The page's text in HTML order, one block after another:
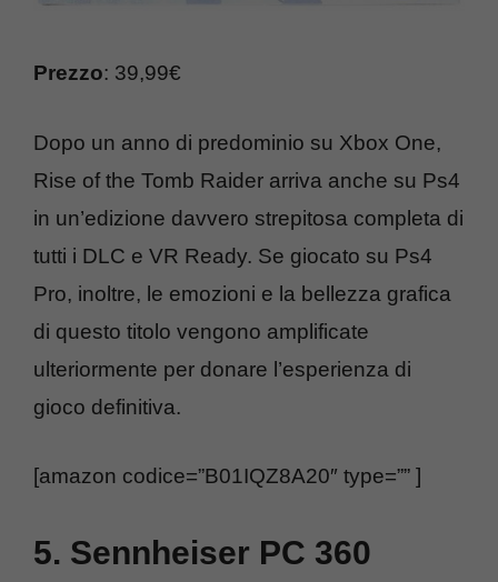
Prezzo: 39,99€
Dopo un anno di predominio su Xbox One,
Rise of the Tomb Raider arriva anche su Ps4
in un’edizione davvero strepitosa completa di
tutti i DLC e VR Ready. Se giocato su Ps4
Pro, inoltre, le emozioni e la bellezza grafica
di questo titolo vengono amplificate
ulteriormente per donare l’esperienza di
gioco definitiva.
[amazon codice=”B01IQZ8A20″ type=”” ]
5. Sennheiser PC 360